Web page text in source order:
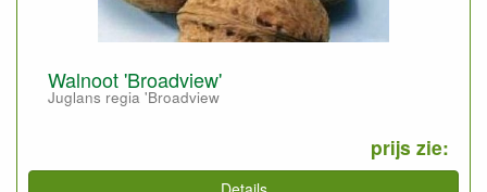
Walnoot 'Broadview'
Juglans regia 'Broadview
prijs zie: